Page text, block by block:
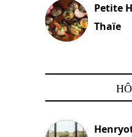
Petite
Thaïe